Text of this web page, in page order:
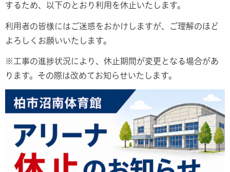
するため、以下のとおり利用を休止いたします。
利用者の皆様にはご迷惑をおかけしますが、ご理解のほど
よろしくお願いいたします。
※工事の進捗状況により、休止期間が変更となる場合があ
ります。その際は改めてお知らせいたします。